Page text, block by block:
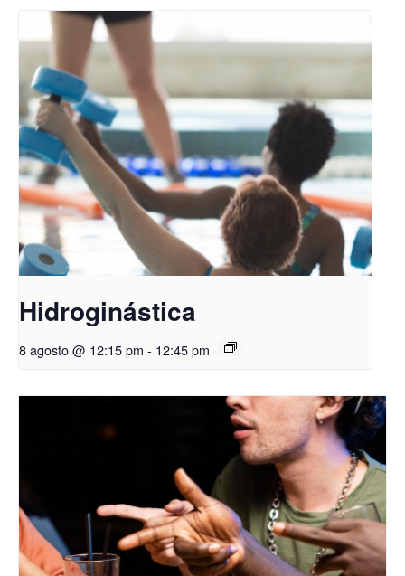
Hidroginástica
8 agosto @ 12:15 pm - 12:45 pm